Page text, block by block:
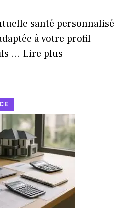
santé personnalisé
à votre profil
... Lire plus